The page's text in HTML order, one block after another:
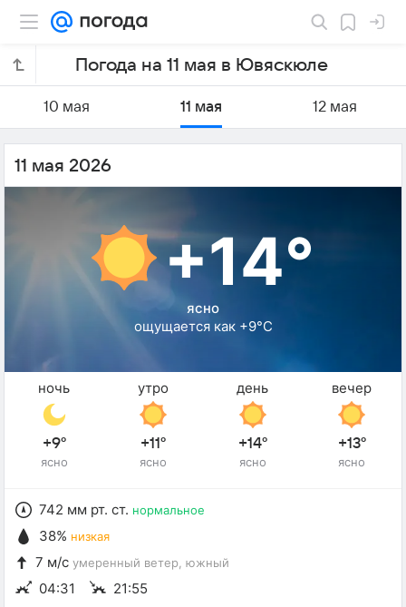
Погода на 11 мая в Ювяскюле
10 мая 11 мая 12 мая
11 мая 2026
+14°
ясно
ощущается как +9°C
ночь
+9°
ясно
утро
+11°
ясно
день
+14°
ясно
вечер
+13°
ясно
742 мм рт. ст. нормальное
38% низкая
7 м/с умеренный ветер , южный
04:31 21:55